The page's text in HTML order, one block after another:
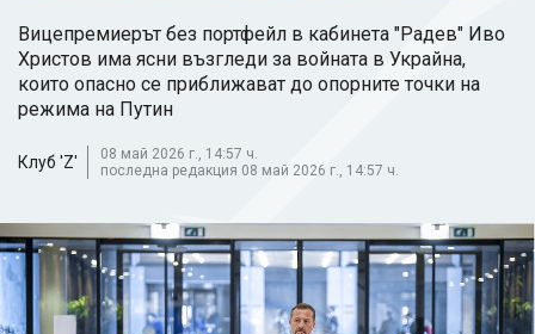
Вицепремиерът без портфейл в кабинета "Радев" Иво
Христов има ясни възгледи за войната в Украйна,
които опасно се приближават до опорните точки на
режима на Путин
Клуб 'Z'
08 май 2026 г., 14:57 ч.
последна редакция 08 май 2026 г., 14:57 ч.